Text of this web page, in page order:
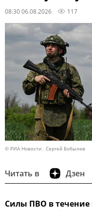
08:30 06.08.2026 117
© РИА Новости . Сергей Бобылев
Читать в Дзен
Силы ПВО в